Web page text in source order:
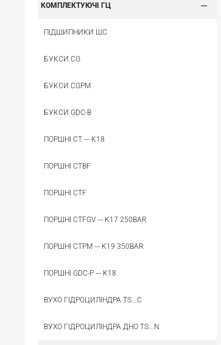
КОМПЛЕКТУЮЧІ ГЦ
ПІДШИПНИКИ ШС
БУКСИ CG
БУКСИ CGPM
БУКСИ GDC-B
ПОРШНІ CT --- K18
ПОРШНІ CTBF
ПОРШНІ CTF
ПОРШНІ CTFGV --- K17 250BAR
ПОРШНІ CTPM --- K19 350BAR
ПОРШНІ GDC-P --- K18
ВУХО ГІДРОЦИЛІНДРА TS...C
ВУХО ГІДРОЦИЛІНДРА ДНО TS...N